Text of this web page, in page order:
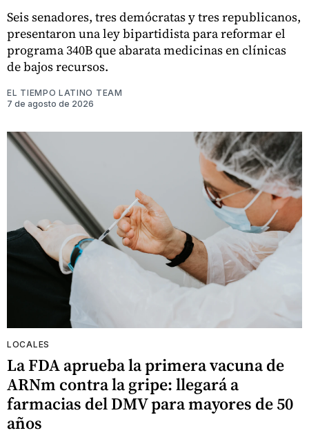
Seis senadores, tres demócratas y tres republicanos,
presentaron una ley bipartidista para reformar el
programa 340B que abarata medicinas en clínicas
de bajos recursos.
EL TIEMPO LATINO TEAM
7 de agosto de 2026
LOCALES
La FDA aprueba la primera vacuna de
ARNm contra la gripe: llegará a
farmacias del DMV para mayores de 50
años